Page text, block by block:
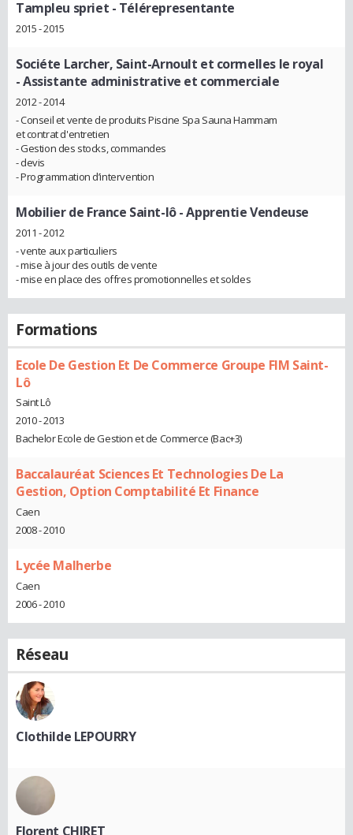
Tampleu spriet - Télérepresentante
2015 - 2015
Sociéte Larcher, Saint-Arnoult et cormelles le royal
- Assistante administrative et commerciale
2012 - 2014
- Conseil et vente de produits Piscine Spa Sauna Hammam
et contrat d'entretien
- Gestion des stocks, commandes
- devis
- Programmation d’intervention
Mobilier de France Saint-lô- Apprentie Vendeuse
2011 - 2012
- vente aux particuliers
- mise à jour des outils de vente
- mise en place des offres promotionnelles et soldes
Formations
Ecole De Gestion Et De Commerce Groupe FIM Saint-
Lô
Saint Lô
2010 - 2013
Bachelor Ecole de Gestion et de Commerce (Bac+3)
Baccalauréat Sciences Et Technologies De La
Gestion, Option Comptabilité Et Finance
Caen
2008 - 2010
Lycée Malherbe
Caen
2006 - 2010
Réseau
Clothilde LEPOURRY
Florent CHIRET